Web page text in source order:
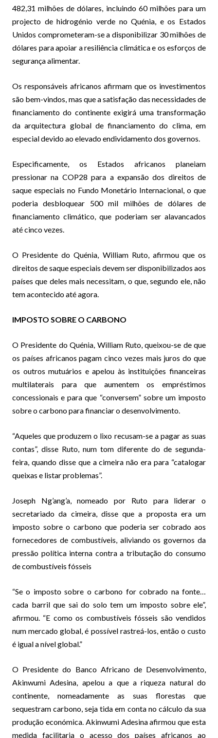
482,31 milhões de dólares, incluindo 60 milhões para um
projecto de hidrogénio verde no Quénia, e os Estados
Unidos comprometeram-se a disponibilizar 30 milhões de
dólares para apoiar a resiliência climática e os esforços de
segurança alimentar.
Os responsáveis africanos afirmam que os investimentos
são bem-vindos, mas que a satisfação das necessidades de
financiamento do continente exigirá uma transformação
da arquitectura global de financiamento do clima, em
especial devido ao elevado endividamento dos governos.
Especificamente, os Estados africanos planeiam
pressionar na COP28 para a expansão dos direitos de
saque especiais no Fundo Monetário Internacional, o que
poderia desbloquear 500 mil milhões de dólares de
financiamento climático, que poderiam ser alavancados
até cinco vezes.
O Presidente do Quénia, William Ruto, afirmou que os
direitos de saque especiais devem ser disponibilizados aos
países que deles mais necessitam, o que, segundo ele, não
tem acontecido até agora.
IMPOSTO SOBRE O CARBONO
O Presidente do Quénia, William Ruto, queixou-se de que
os países africanos pagam cinco vezes mais juros do que
os outros mutuários e apelou às instituições financeiras
multilaterais para que aumentem os empréstimos
concessionais e para que “conversem” sobre um imposto
sobre o carbono para financiar o desenvolvimento.
“Aqueles que produzem o lixo recusam-se a pagar as suas
contas”, disse Ruto, num tom diferente do de segunda-
feira, quando disse que a cimeira não era para “catalogar
queixas e listar problemas”.
Joseph Ng’ang’a, nomeado por Ruto para liderar o
secretariado da cimeira, disse que a proposta era um
imposto sobre o carbono que poderia ser cobrado aos
fornecedores de combustíveis, aliviando os governos da
pressão política interna contra a tributação do consumo
de combustíveis fósseis
“Se o imposto sobre o carbono for cobrado na fonte…
cada barril que sai do solo tem um imposto sobre ele”,
afirmou. “E como os combustíveis fósseis são vendidos
num mercado global, é possível rastreá-los, então o custo
é igual a nível global.”
O Presidente do Banco Africano de Desenvolvimento,
Akinwumi Adesina, apelou a que a riqueza natural do
continente, nomeadamente as suas florestas que
sequestram carbono, seja tida em conta no cálculo da sua
produção económica. Akinwumi Adesina afirmou que esta
medida facilitaria o acesso dos países africanos ao